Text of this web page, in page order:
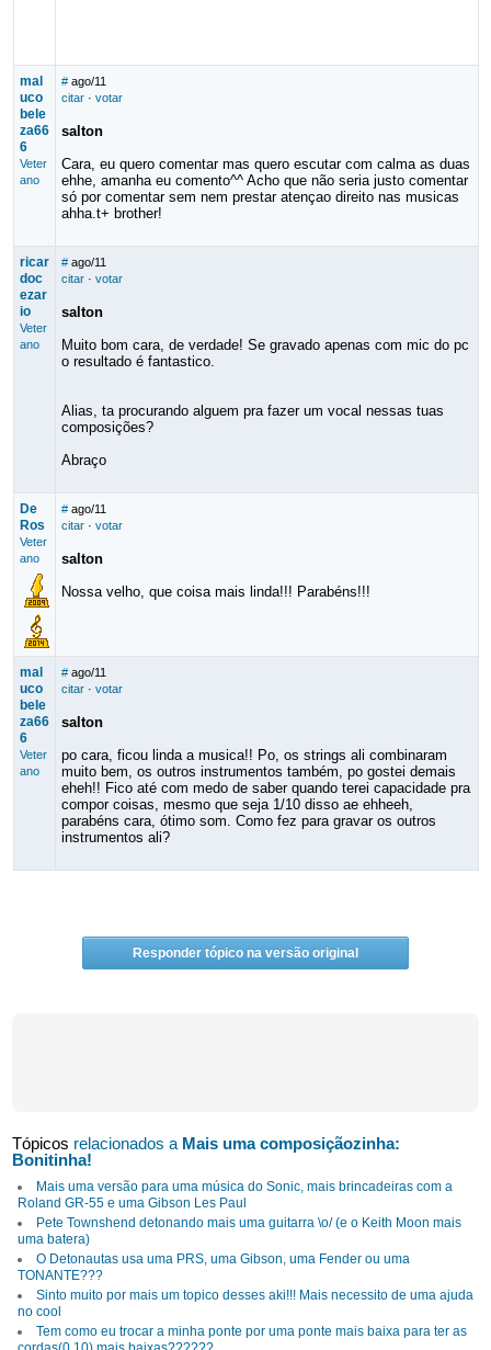
mal
uco
bele
za66
6
Veter
ano
# ago/11
citar· votar
salton
Cara, eu quero comentar mas quero escutar com calma as duas
ehhe, amanha eu comento^^ Acho que não seria justo comentar
só por comentar sem nem prestar atençao direito nas musicas
ahha.t+ brother!
ricar
doc
ezar
io
Veter
ano
# ago/11
citar· votar
salton
Muito bom cara, de verdade! Se gravado apenas com mic do pc
o resultado é fantastico.
Alias, ta procurando alguem pra fazer um vocal nessas tuas
composições?
Abraço
De
Ros
Veter
ano
# ago/11
citar· votar
salton
Nossa velho, que coisa mais linda!!! Parabéns!!!
mal
uco
bele
za66
6
Veter
ano
# ago/11
citar· votar
salton
po cara, ficou linda a musica!! Po, os strings ali combinaram
muito bem, os outros instrumentos também, po gostei demais
eheh!! Fico até com medo de saber quando terei capacidade pra
compor coisas, mesmo que seja 1/10 disso ae ehheeh,
parabéns cara, ótimo som. Como fez para gravar os outros
instrumentos ali?
Responder tópico na versão original
Tópicos relacionados a Mais uma composiçãozinha:
Bonitinha!
Mais uma versão para uma música do Sonic, mais brincadeiras com a
Roland GR-55 e uma Gibson Les Paul
Pete Townshend detonando mais uma guitarra \o/ (e o Keith Moon mais
uma batera)
O Detonautas usa uma PRS, uma Gibson, uma Fender ou uma
TONANTE???
Sinto muito por mais um topico desses aki!!! Mais necessito de uma ajuda
no cool
Tem como eu trocar a minha ponte por uma ponte mais baixa para ter as